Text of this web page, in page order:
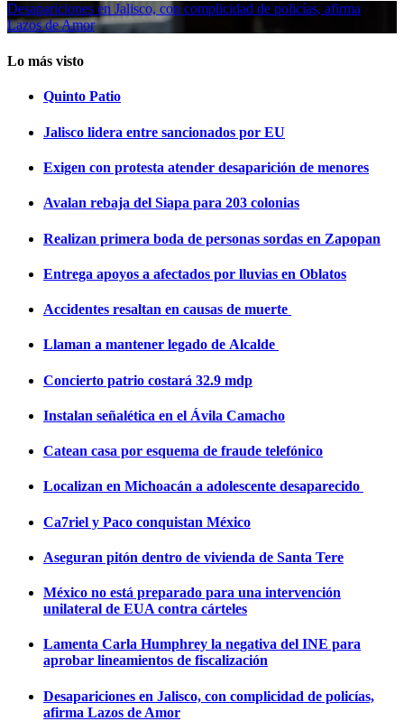
Desapariciones en Jalisco, con complicidad de policías, afirma
Lazos de Amor
Lo más visto
Quinto Patio
Jalisco lidera entre sancionados por EU
Exigen con protesta atender desaparición de menores
Avalan rebaja del Siapa para 203 colonias
Realizan primera boda de personas sordas en Zapopan
Entrega apoyos a afectados por lluvias en Oblatos
Accidentes resaltan en causas de muerte
Llaman a mantener legado de Alcalde
Concierto patrio costará 32.9 mdp
Instalan señalética en el Ávila Camacho
Catean casa por esquema de fraude telefónico
Localizan en Michoacán a adolescente desaparecido
Ca7riel y Paco conquistan México
Aseguran pitón dentro de vivienda de Santa Tere
México no está preparado para una intervención
unilateral de EUA contra cárteles
Lamenta Carla Humphrey la negativa del INE para
aprobar lineamientos de fiscalización
Desapariciones en Jalisco, con complicidad de policías,
afirma Lazos de Amor